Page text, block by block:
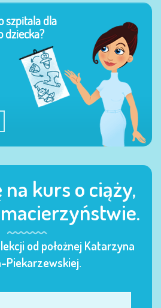
szpitala dla
dziecka?
na kurs o ciąży,
od położnej Katarzyna
Piekarzewskiej.